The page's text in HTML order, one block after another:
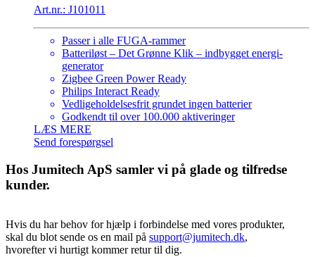
Art.nr.: J101011
Passer i alle FUGA-rammer
Batteriløst – Det Grønne Klik – indbygget energi-
generator
Zigbee Green Power Ready
Philips Interact Ready
Vedligeholdelsesfrit grundet ingen batterier
Godkendt til over 100.000 aktiveringer
LÆS MERE
Send forespørgsel
Hos Jumitech ApS samler vi på glade og tilfredse
kunder.
Hvis du har behov for hjælp i forbindelse med vores produkter,
skal du blot sende os en mail på support@jumitech.dk,
hvorefter vi hurtigt kommer retur til dig.